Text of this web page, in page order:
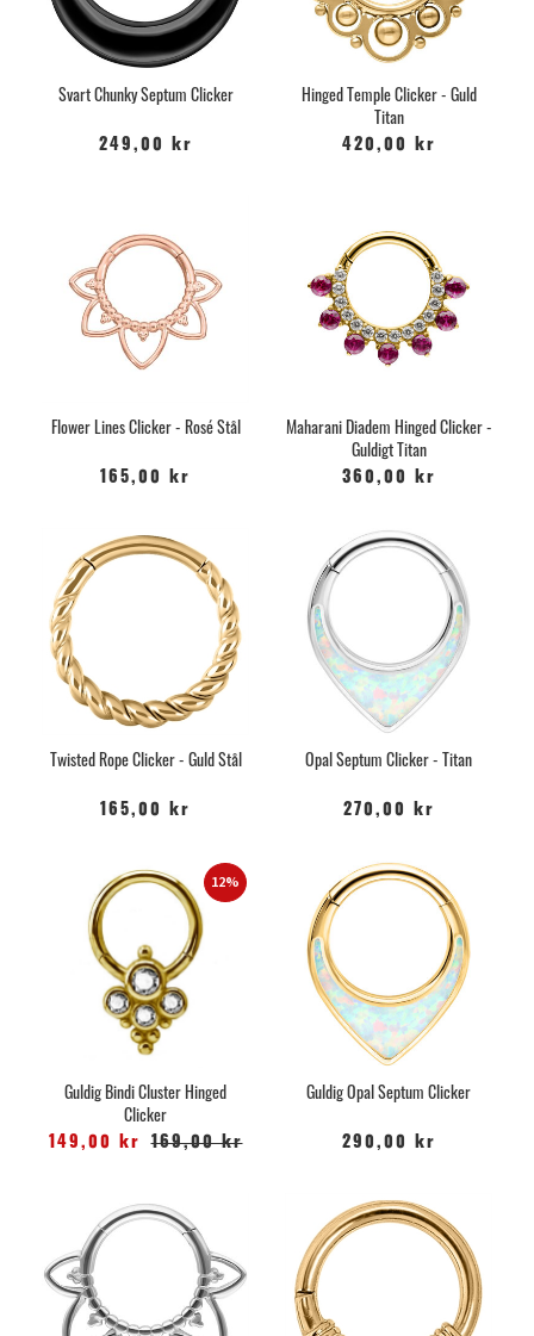
Svart Chunky Septum Clicker
249,00 kr
Hinged Temple Clicker - Guld
Titan
420,00 kr
Flower Lines Clicker - Rosé Stål
165,00 kr
Maharani Diadem Hinged Clicker -
Guldigt Titan
360,00 kr
Twisted Rope Clicker - Guld Stål
165,00 kr
Opal Septum Clicker - Titan
270,00 kr
12%
Guldig Bindi Cluster Hinged
Clicker
149,00 kr
169,00 kr
Guldig Opal Septum Clicker
290,00 kr